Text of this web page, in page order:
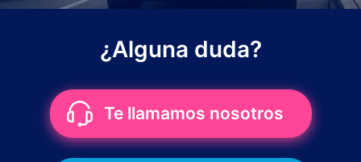
¿Alguna duda?
Te llamamos nosotros